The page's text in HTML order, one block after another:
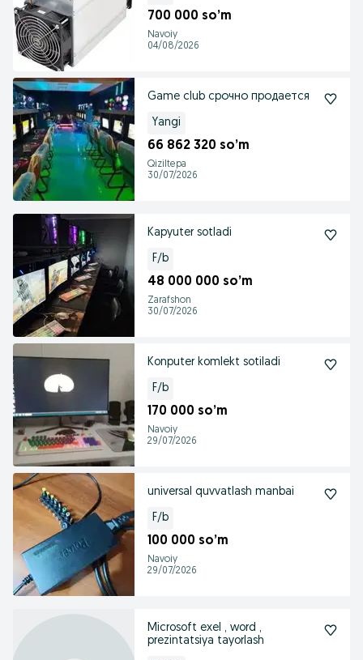
700 000 so’m
Navoiy
04/08/2026
Game club срочно продается
Yangi
66 862 320 so’m
Qiziltepa
30/07/2026
Kapyuter sotladi
F/b
48 000 000 so’m
Zarafshon
30/07/2026
Konputer komlekt sotiladi
F/b
170 000 so’m
Navoiy
29/07/2026
universal quvvatlash manbai
F/b
100 000 so’m
Navoiy
29/07/2026
Microsoft exel , word ,
prezintatsiya tayorlash